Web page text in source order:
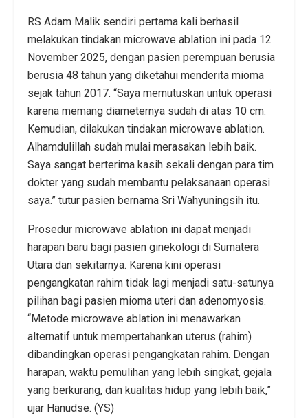
RS Adam Malik sendiri pertama kali berhasil
melakukan tindakan microwave ablation ini pada 12
November 2025, dengan pasien perempuan berusia
berusia 48 tahun yang diketahui menderita mioma
sejak tahun 2017. “Saya memutuskan untuk operasi
karena memang diameternya sudah di atas 10 cm.
Kemudian, dilakukan tindakan microwave ablation.
Alhamdulillah sudah mulai merasakan lebih baik.
Saya sangat berterima kasih sekali dengan para tim
dokter yang sudah membantu pelaksanaan operasi
saya.” tutur pasien bernama Sri Wahyuningsih itu.
Prosedur microwave ablation ini dapat menjadi
harapan baru bagi pasien ginekologi di Sumatera
Utara dan sekitarnya. Karena kini operasi
pengangkatan rahim tidak lagi menjadi satu-satunya
pilihan bagi pasien mioma uteri dan adenomyosis.
“Metode microwave ablation ini menawarkan
alternatif untuk mempertahankan uterus (rahim)
dibandingkan operasi pengangkatan rahim. Dengan
harapan, waktu pemulihan yang lebih singkat, gejala
yang berkurang, dan kualitas hidup yang lebih baik,”
ujar Hanudse. (YS)